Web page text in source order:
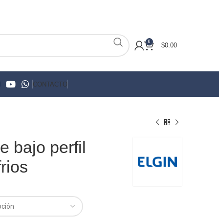
0
$0.00
CONTACTO
bajo perfil